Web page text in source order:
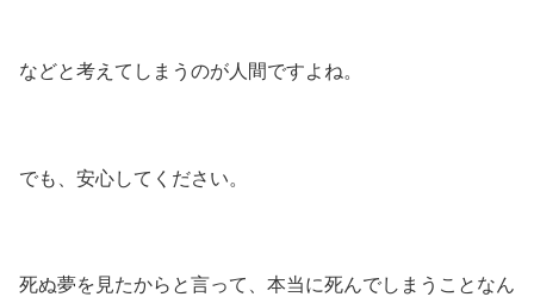
などと考えてしまうのが人間ですよね。
でも、安心してください。
死ぬ夢を見たからと言って、本当に死んでしまうことなん